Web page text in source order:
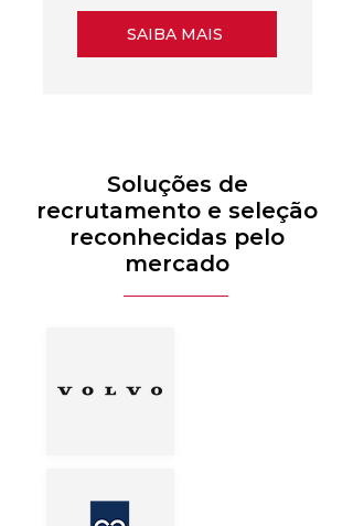
SAIBA MAIS
Soluções de
recrutamento e seleção
reconhecidas pelo
mercado